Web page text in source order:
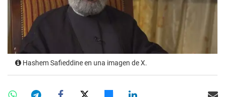
Hashem Safieddine en una imagen de X.